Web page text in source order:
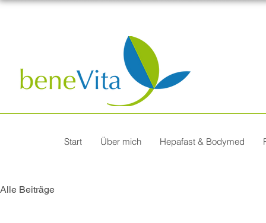
Start Über mich Hepafast & Bodymed
Alle Beiträge